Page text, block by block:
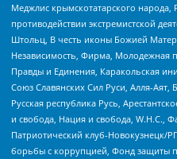
Меджлис крымскотатарского
противодействии экстремистской
Штольц, В честь иконы Божией
Независимость, Фирма, Молодежная
Правды и Единения, Каракольская
Союз Славянских Сил Руси, Алля-Аят,
Русская республика Русь,
и свобода, Нация и свобода, W.H.С.,
Патриотический клуб-
борьбы с коррупцией, Фонд защиты